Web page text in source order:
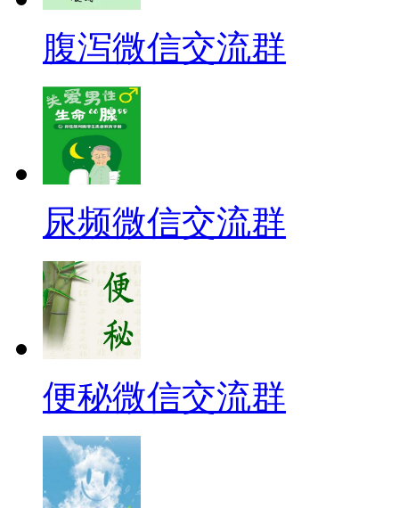
腹泻微信交流群
尿频微信交流群
便秘微信交流群